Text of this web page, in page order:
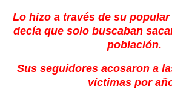
Lo hizo a través de su
decía que solo buscaban
población.
Sus seguidores acosaron a
víctimas por